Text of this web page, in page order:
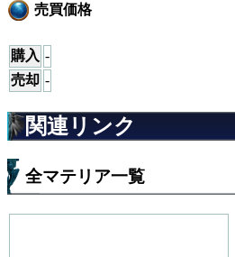
売買価格
購入 -
売却 -
関連リンク
全マテリア一覧